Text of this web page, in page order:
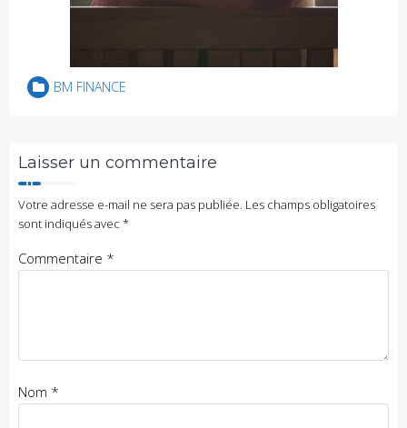
BM FINANCE
Laisser un commentaire
Votre adresse e-mail ne sera pas publiée. Les champs obligatoires
sont indiqués avec *
Commentaire *
Nom *